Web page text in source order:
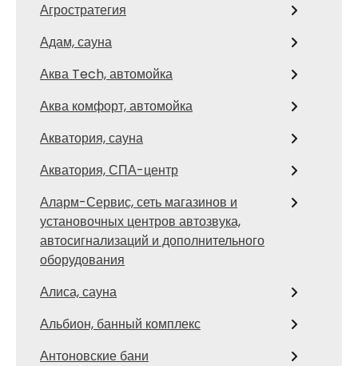
Агростратегия
Адам, сауна
Аква Tech, автомойка
Аква комфорт, автомойка
Акватория, сауна
Акватория, СПА-центр
Аларм-Сервис, сеть магазинов и
установочных центров автозвука,
автосигнализаций и дополнительного
оборудования
Алиса, сауна
Альбион, банный комплекс
Антоновские бани